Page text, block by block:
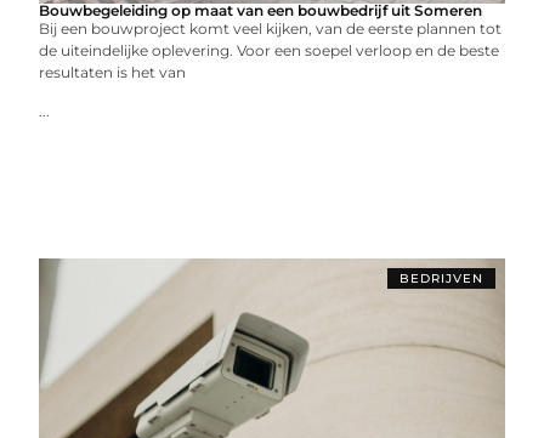
Bouwbegeleiding op maat van een bouwbedrijf uit Someren
Bij een bouwproject komt veel kijken, van de eerste plannen tot
de uiteindelijke oplevering. Voor een soepel verloop en de beste
resultaten is het van
...
BEDRIJVEN